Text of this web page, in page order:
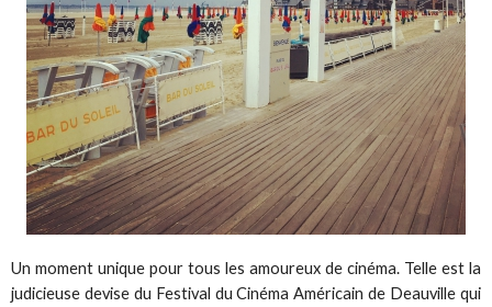
Un moment unique pour tous les amoureux de cinéma. Telle est la
judicieuse devise du Festival du Cinéma Américain de Deauville qui